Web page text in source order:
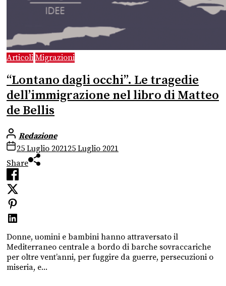
Articoli Migrazioni
“Lontano dagli occhi”. Le tragedie
dell’immigrazione nel libro di Matteo
de Bellis
Redazione
25 Luglio 202125 Luglio 2021
Share
Donne, uomini e bambini hanno attraversato il
Mediterraneo centrale a bordo di barche sovraccariche
per oltre vent’anni, per fuggire da guerre, persecuzioni o
miseria, e...